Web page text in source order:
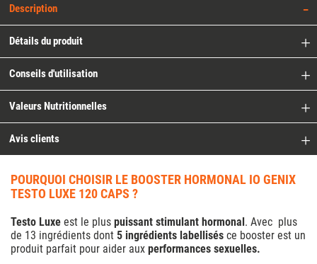
Description
Détails du produit
Conseils d'utilisation
Valeurs Nutritionnelles
Avis clients
POURQUOI CHOISIR LE BOOSTER HORMONAL IO GENIX
TESTO LUXE 120 CAPS ?
Testo Luxe est le plus puissant stimulant hormonal . Avec plus
de 13 ingrédients dont 5 ingrédients labellisés ce booster est un
produit parfait pour aider aux performances sexuelles.